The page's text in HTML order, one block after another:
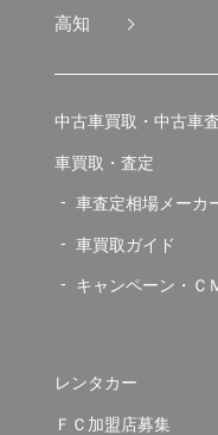
高知
中古車買取・中古車
車買取・査定
車査定相場メーカ
車買取ガイド
キャンペーン・Ｃ
レンタカー
ＦＣ加盟店募集